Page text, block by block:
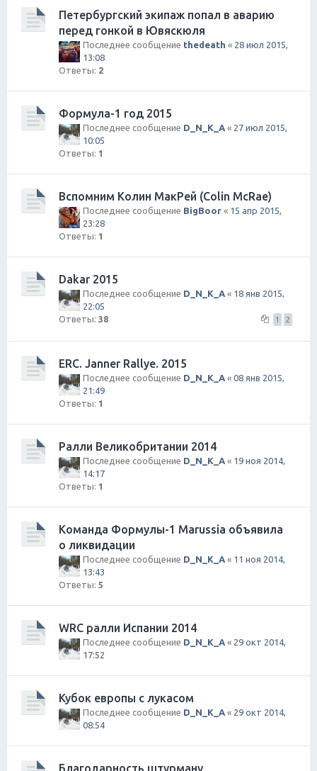
Петербургский экипаж попал в аварию
перед гонкой в Ювяскюля
Последнее сообщение thedeath « 28 июл 2015,
13:08
Ответы: 2
Формула-1 год 2015
Последнее сообщение D_N_K_A « 27 июл 2015,
10:05
Ответы: 1
Вспомним Колин МакРей (Colin McRae)
Последнее сообщение BigBoor « 15 апр 2015,
23:28
Ответы: 1
Dakar 2015
Последнее сообщение D_N_K_A « 18 янв 2015,
22:05
Ответы: 38 1 2
ERC. Janner Rallye. 2015
Последнее сообщение D_N_K_A « 08 янв 2015,
21:49
Ответы: 1
Ралли Великобритании 2014
Последнее сообщение D_N_K_A « 19 ноя 2014,
14:17
Ответы: 1
Команда Формулы-1 Marussia объявила
о ликвидации
Последнее сообщение D_N_K_A « 11 ноя 2014,
13:43
Ответы: 5
WRC ралли Испании 2014
Последнее сообщение D_N_K_A « 29 окт 2014,
17:52
Кубок европы с лукасом
Последнее сообщение D_N_K_A « 29 окт 2014,
08:54
Благодарность штурману